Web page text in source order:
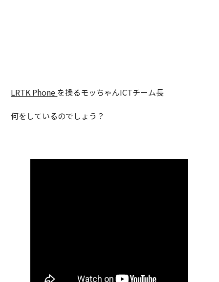
LRTK Phone を操るモッちゃんICTチーム長
何をしているのでしょう？